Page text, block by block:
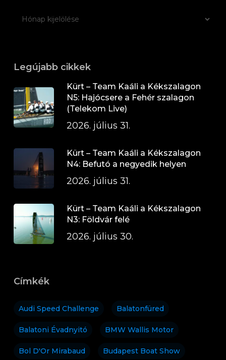
Legújabb cikkek
Kürt – Team Kaáli a Kékszalagon
N5: Hajócsere a Fehér szalagon
(Telekom Live)
2026. július 31.
Kürt – Team Kaáli a Kékszalagon
N4: Befutó a negyedik helyen
2026. július 31.
Kürt – Team Kaáli a Kékszalagon
N3: Földvár felé
2026. július 30.
Címkék
Audi Speed Challenge Balatonfüred
Balatoni Évadnyitó BMW Wallis Motor
Bol D'Or Mirabaud Budapest Boat Show